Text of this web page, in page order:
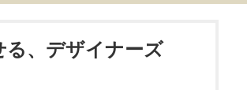
、デザイナーズ